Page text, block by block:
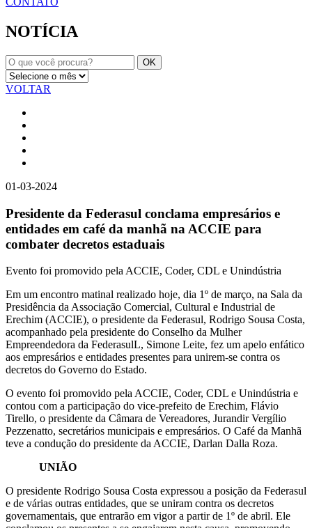
NOTÍCIA
VOLTAR
01-03-2024
Presidente da Federasul conclama empresários e
entidades em café da manhã na ACCIE para
combater decretos estaduais
Evento foi promovido pela ACCIE, Coder, CDL e Unindústria
Em um encontro matinal realizado hoje, dia 1º de março, na Sala da
Presidência da Associação Comercial, Cultural e Industrial de
Erechim (ACCIE), o presidente da Federasul, Rodrigo Sousa Costa,
acompanhado pela presidente do Conselho da Mulher
Empreendedora da FederasulL, Simone Leite, fez um apelo enfático
aos empresários e entidades presentes para unirem-se contra os
decretos do Governo do Estado.
O evento foi promovido pela ACCIE, Coder, CDL e Unindústria e
contou com a participação do vice-prefeito de Erechim, Flávio
Tirello, o presidente da Câmara de Vereadores, Jurandir Vergílio
Pezzenatto, secretários municipais e empresários. O Café da Manhã
teve a condução do presidente da ACCIE, Darlan Dalla Roza.
UNIÃO
O presidente Rodrigo Sousa Costa expressou a posição da Federasul
e de várias outras entidades, que se uniram contra os decretos
governamentais, que entrarão em vigor a partir de 1º de abril. Ele